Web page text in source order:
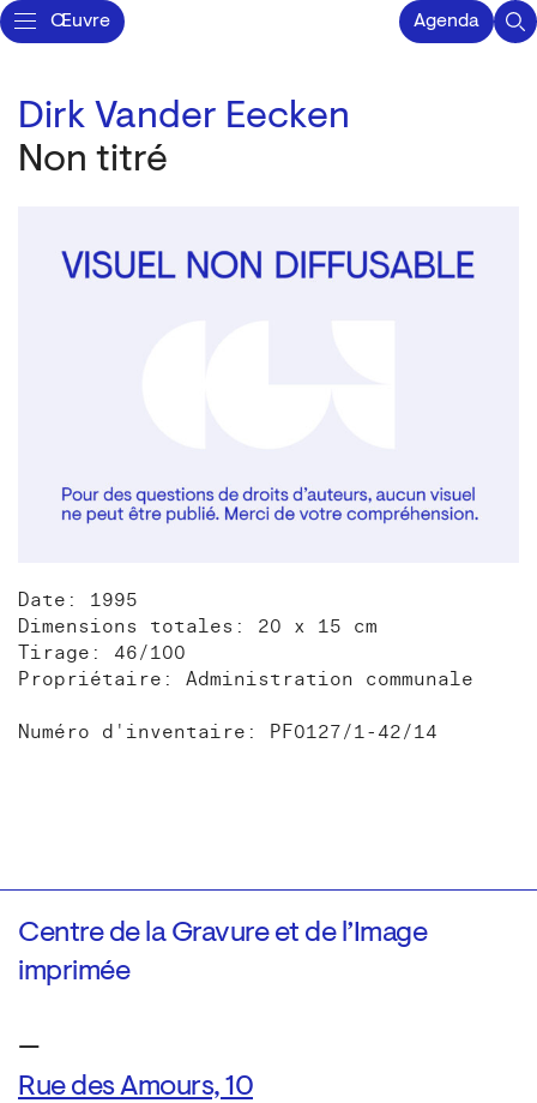
Œuvre Agenda
Dirk Vander Eecken
Non titré
Date: 1995
Dimensions totales: 20 x 15 cm
Tirage: 46/100
Propriétaire: Administration communale
Numéro d'inventaire: PF0127/1-42/14
Centre de la Gravure et de l’Image
imprimée
—
Rue des Amours, 10